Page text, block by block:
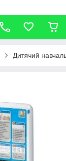
Дитячий